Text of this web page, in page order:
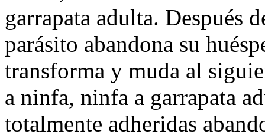
garrapata adulta. Después
parásito abandona su
transforma y muda al
a ninfa, ninfa a garrapata
totalmente adheridas